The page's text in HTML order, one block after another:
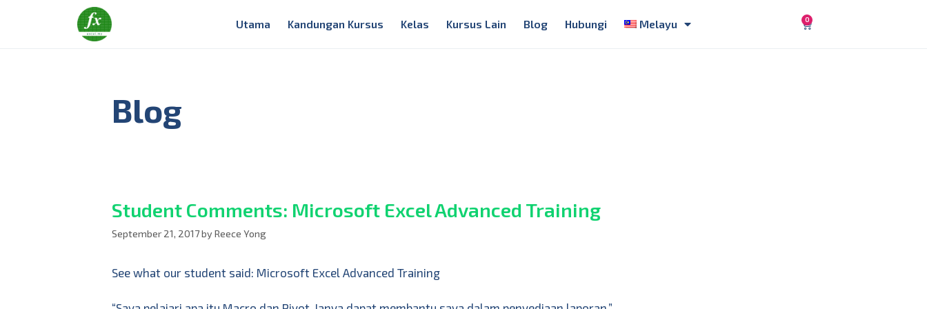
Utama Kandungan Kursus Kelas Kursus Lain Blog Hubungi Melayu 0
Blog
Student Comments: Microsoft Excel Advanced Training
September 21, 2017byReece Yong
See what our student said: Microsoft Excel Advanced Training